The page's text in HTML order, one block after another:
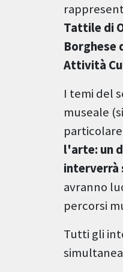
Tattile di
Borghese
Attività
I temi del
museale
l'arte: un
interverrà
avranno
percorsi
Tutti gli